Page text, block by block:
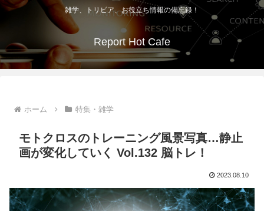
雑学、トリビア、お役立ち情報の備忘録！
Report Hot Cafe
ホーム 特集・雑学
モトクロスのトレーニング風景写真…静止
画が変化していく Vol.132 脳トレ！
2023.08.10